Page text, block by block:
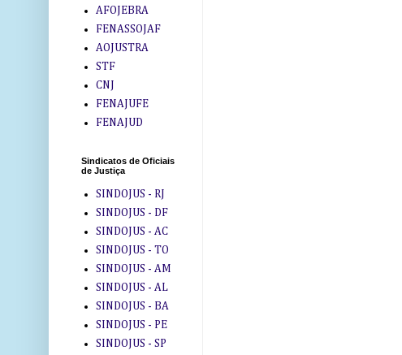
AFOJEBRA
FENASSOJAF
AOJUSTRA
STF
CNJ
FENAJUFE
FENAJUD
Sindicatos de Oficiais
de Justiça
SINDOJUS - RJ
SINDOJUS - DF
SINDOJUS - AC
SINDOJUS - TO
SINDOJUS - AM
SINDOJUS - AL
SINDOJUS - BA
SINDOJUS - PE
SINDOJUS - SP